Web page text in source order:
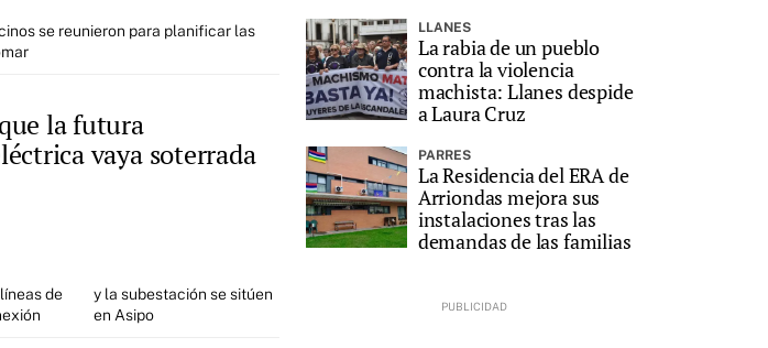
se reunieron para planificar las
la futura
vaya soterrada
de
y la subestación se sitúen
en Asipo
LLANES
La rabia de un pueblo
contra la violencia
machista: Llanes despide
a Laura Cruz
PARRES
La Residencia del ERA de
Arriondas mejora sus
instalaciones tras las
demandas de las familias